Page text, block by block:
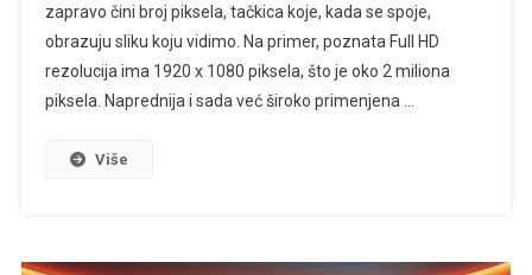
zapravo čini broj piksela, tačkica koje, kada se spoje,
obrazuju sliku koju vidimo. Na primer, poznata Full HD
rezolucija ima 1920 x 1080 piksela, što je oko 2 miliona
piksela. Naprednija i sada već široko primenjena …
Više